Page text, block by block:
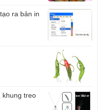
ra bản in
khung treo